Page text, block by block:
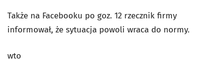
Także na Facebooku po goz. 12 rzecznik firmy
informował, że sytuacja powoli wraca do normy.
wto